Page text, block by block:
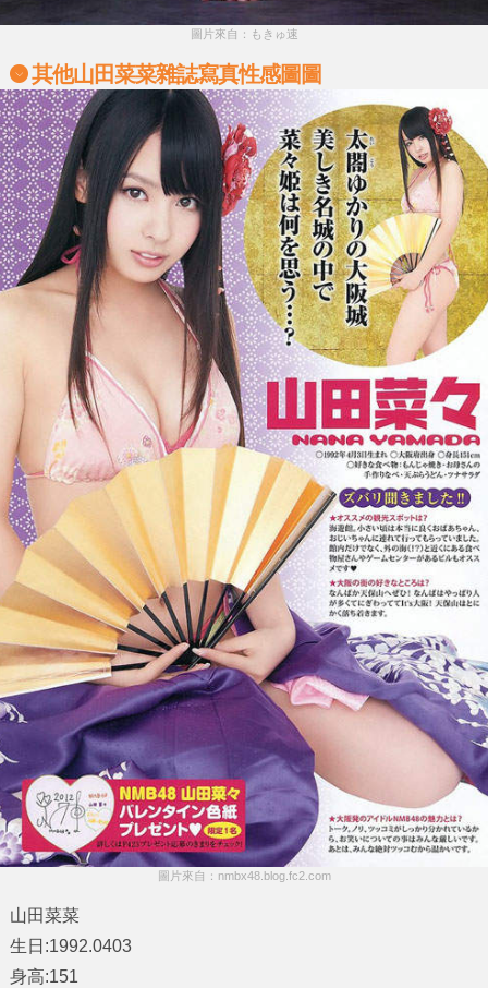
圖片來自：もきゅ速
其他山田菜菜雜誌寫真性感圖圖
圖片來自：nmbx48.blog.fc2.com
山田菜菜
生日:1992.0403
身高:151